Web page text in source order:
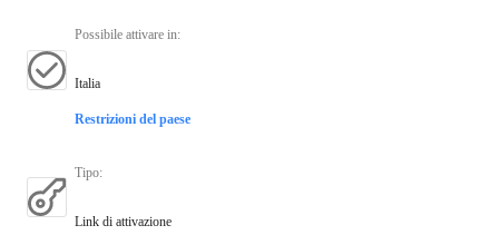
Possibile attivare in:
Italia
Restrizioni del paese
Tipo:
Link di attivazione